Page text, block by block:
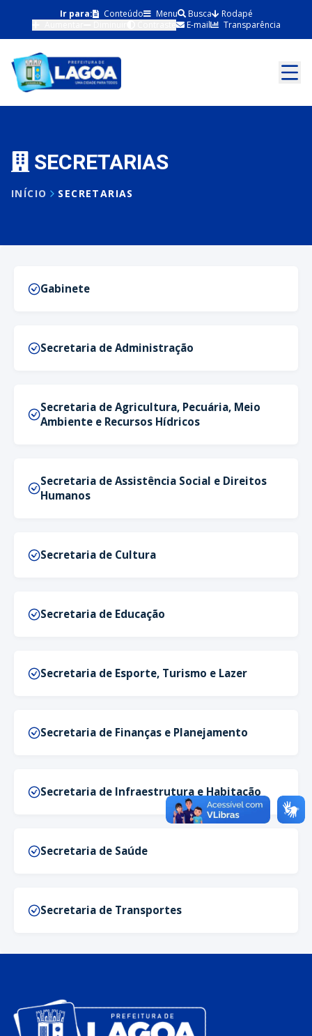
Ir para: Conteúdo Menu Busca
Rodapé
E-mail Transparência
SECRETARIAS
INÍCIO SECRETARIAS
Gabinete
Secretaria de Administração
Secretaria de Agricultura, Pecuária, Meio
Ambiente e Recursos Hídricos
Secretaria de Assistência Social e Direitos
Humanos
Secretaria de Cultura
Secretaria de Educação
Secretaria de Esporte, Turismo e Lazer
Secretaria de Finanças e Planejamento
Secretaria de Infraestrutura e Habitação
Secretaria de Saúde
Secretaria de Transportes